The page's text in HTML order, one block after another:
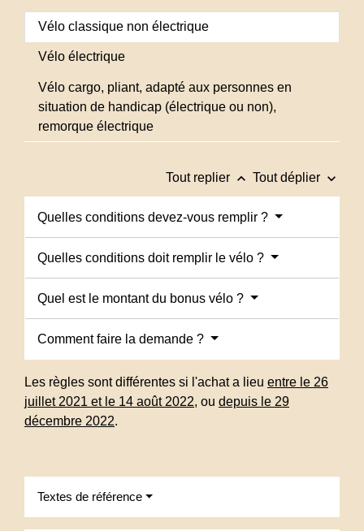
Vélo classique non électrique
Vélo électrique
Vélo cargo, pliant, adapté aux personnes en
situation de handicap (électrique ou non),
remorque électrique
Tout replier keyboard_arrow_up Tout déplier keyboard_arrow_down
Quelles conditions devez-vous remplir ?
Quelles conditions doit remplir le vélo ?
Quel est le montant du bonus vélo ?
Comment faire la demande ?
Les règles sont différentes si l'achat a lieu entre le 26
juillet 2021 et le 14 août 2022, ou depuis le 29
décembre 2022.
Textes de référence